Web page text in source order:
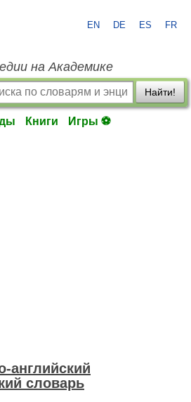
EN DE ES FR
на Академике
Найти!
Книги Игры ⚽
английский
словарь